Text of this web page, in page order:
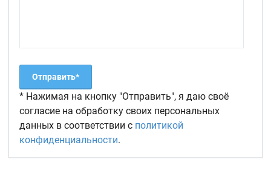
* Нажимая на кнопку "Отправить", я даю своё
согласие на обработку своих персональных
данных в соответствии с политикой
конфиденциальности.